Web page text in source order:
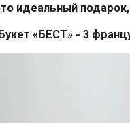
идеальный
«БЕСТ» - 3